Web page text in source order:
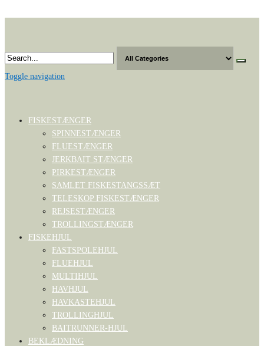
content
Toggle navigation
FISKESTÆNGER
SPINNESTÆNGER
FLUESTÆNGER
JERKBAIT STÆNGER
PIRKESTÆNGER
SAMLET FISKESTANGSSÆT
TELESKOP FISKESTÆNGER
REJSESTÆNGER
TROLLINGSTÆNGER
FISKEHJUL
FASTSPOLEHJUL
FLUEHJUL
MULTIHJUL
HAVHJUL
HAVKASTEHJUL
TROLLINGHJUL
BAITRUNNER-HJUL
BEKLÆDNING